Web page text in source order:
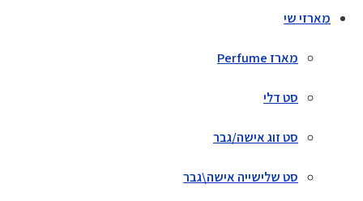
מארזי שי
מארז Perfume
סט דלי
סט זוג אישה/גבר
סט שלישייה אישה\גבר